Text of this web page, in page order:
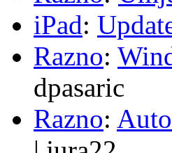
iPad:
Razno:
dpasaric
Razno: